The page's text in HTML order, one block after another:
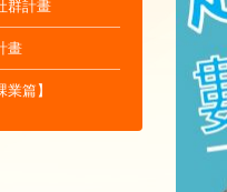
群計畫
畫
篇】